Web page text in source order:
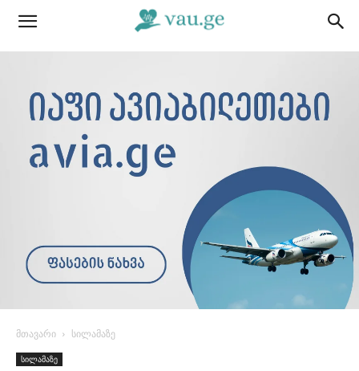
მთავარი სილამაზე
სილამაზე